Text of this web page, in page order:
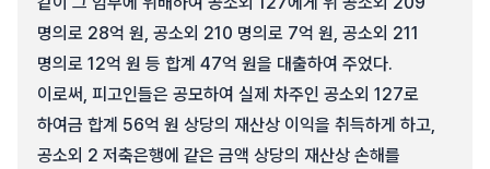
명의로 28억 원, 공소외 210 명의로 7억 원, 공소외 211
명의로 12억 원 등 합계 47억 원을 대출하여 주었다.
이로써, 피고인들은 공모하여 실제 차주인 공소외 127로
하여금 합계 56억 원 상당의 재산상 이익을 취득하게 하고,
공소외 2 저축은행에 같은 금액 상당의 재산상 손해를